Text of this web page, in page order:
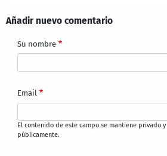
Añadir nuevo comentario
Su nombre
Email
El contenido de este campo se mantiene privado
públicamente.